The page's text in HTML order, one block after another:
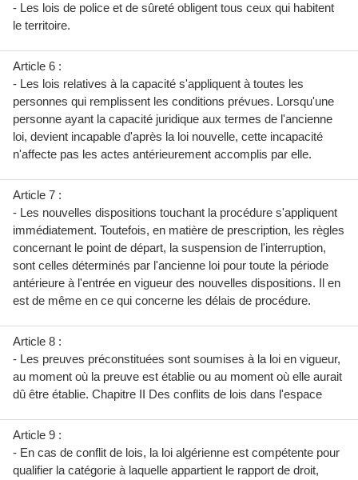
- Les lois de police et de sûreté obligent tous ceux qui habitent
le territoire.
Article 6 :
- Les lois relatives à la capacité s'appliquent à toutes les
personnes qui remplissent les conditions prévues. Lorsqu'une
personne ayant la capacité juridique aux termes de l'ancienne
loi, devient incapable d'après la loi nouvelle, cette incapacité
n'affecte pas les actes antérieurement accomplis par elle.
Article 7 :
- Les nouvelles dispositions touchant la procédure s'appliquent
immédiatement. Toutefois, en matière de prescription, les règles
concernant le point de départ, la suspension de l'interruption,
sont celles déterminés par l'ancienne loi pour toute la période
antérieure à l'entrée en vigueur des nouvelles dispositions. Il en
est de même en ce qui concerne les délais de procédure.
Article 8 :
- Les preuves préconstituées sont soumises à la loi en vigueur,
au moment où la preuve est établie ou au moment où elle aurait
dû être établie. Chapitre II Des conflits de lois dans l'espace
Article 9 :
- En cas de conflit de lois, la loi algérienne est compétente pour
qualifier la catégorie à laquelle appartient le rapport de droit,